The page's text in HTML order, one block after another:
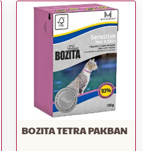
BOZITA TETRA PAKBAN